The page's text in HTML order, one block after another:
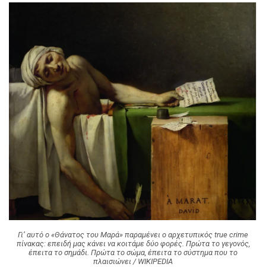
Γι’ αυτό ο «Θάνατος του Μαρά» παραμένει ο αρχετυπικός true crime
πίνακας: επειδή μας κάνει να κοιτάμε δύο φορές. Πρώτα το γεγονός,
έπειτα το σημάδι. Πρώτα το σώμα, έπειτα το σύστημα που το
πλαισιώνει / WIKIPEDIA